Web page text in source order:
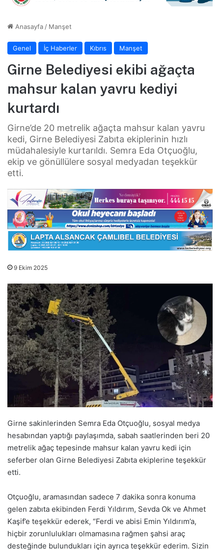
Anasayfa / Manşet
Genel İç Haberler Kıbrıs Manşet
Girne Belediyesi ekibi ağaçta
mahsur kalan yavru kediyi
kurtardı
Girne’de 20 metrelik ağaçta mahsur kalan yavru
kedi, Girne Belediyesi Zabıta ekiplerinin hızlı
müdahalesiyle kurtarıldı. Semra Eda Otçuoğlu,
ekip ve gönüllülere sosyal medyadan teşekkür
etti.
9 Ekim 2025
Girne sakinlerinden Semra Eda Otçuoğlu, sosyal medya
hesabından yaptığı paylaşımda, sabah saatlerinden beri 20
metrelik ağaç tepesinde mahsur kalan yavru kedi için
seferber olan Girne Belediyesi Zabıta ekiplerine teşekkür
etti.
Otçuoğlu, aramasından sadece 7 dakika sonra konuma
gelen zabıta ekibinden Ferdi Yıldırım, Sevda Ok ve Ahmet
Kaşif’e teşekkür ederek, “Ferdi ve abisi Emin Yıldırım’a,
hiçbir zorunlulukları olmamasına rağmen şahsi araç
desteğinde bulundukları için ayrıca teşekkür ederim. Sizin